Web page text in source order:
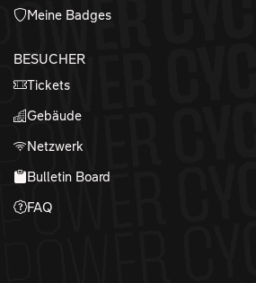
Meine Badges
BESUCHER
Tickets
Gebäude
Netzwerk
Bulletin Board
FAQ